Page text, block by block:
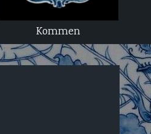
Kommen